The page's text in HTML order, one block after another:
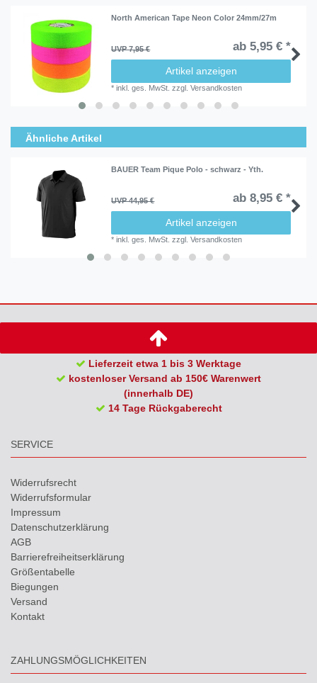
North American Tape Neon Color 24mm/27m
UVP 7,95 € ab 5,95 € *
Artikel anzeigen
*inkl. ges. MwSt. zzgl.Versandkosten
Ähnliche Artikel
BAUER Team Pique Polo - schwarz - Yth.
UVP 44,95 € ab 8,95 € *
Artikel anzeigen
*inkl. ges. MwSt. zzgl.Versandkosten
Lieferzeit etwa 1 bis 3 Werktage
kostenloser Versand ab 150€ Warenwert
(innerhalb DE)
14 Tage Rückgaberecht
SERVICE
Widerrufs­recht
Widerrufs­formular
Impressum
Daten­schutz­erklärung
AGB
Barrierefreiheitserklärung
Größentabelle
Biegungen
Versand
Kontakt
ZAHLUNGSMÖGLICHKEITEN